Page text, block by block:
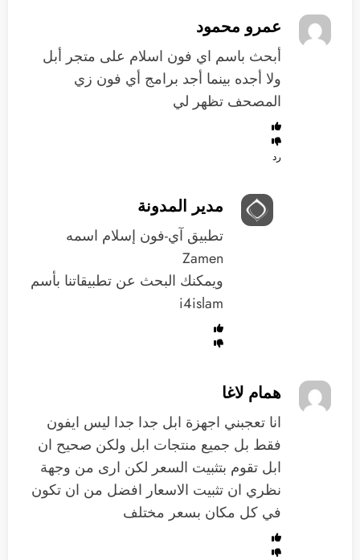
عمرو محمود
أبحث باسم اي فون اسلام على متجر أبل
ولا أجده بينما أجد برامج أي فون زي
المصحف تظهر لي
رد
مدير المدونة
تطبيق آي-فون إسلام اسمه
Zamen
ويمكنك البحث عن تطبيقاتنا بأسم
i4islam
همام لاغا
انا تعجبني اجهزة ابل جدا جدا ليس ايفون
فقط بل جميع منتجات ابل ولكن صحيح ان
ابل تقوم بتثبيت السعر لكن ارى من وجهة
نظري ان تثبيت الاسعار افضل من ان تكون
في كل مكان بسعر مختلف